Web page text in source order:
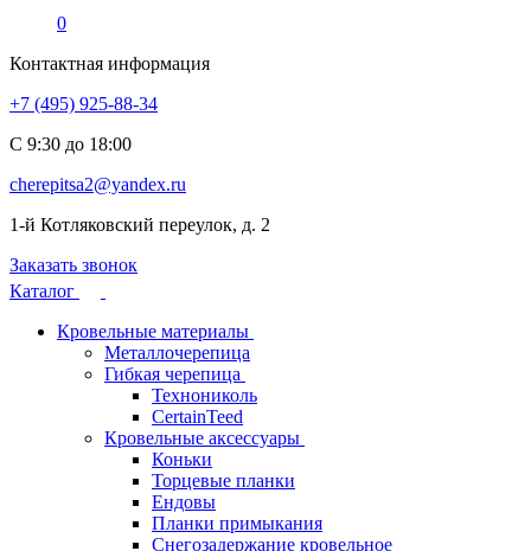
0
Контактная информация
+7 (495) 925-88-34
С 9:30 до 18:00
cherepitsa2@yandex.ru
1-й Котляковский переулок, д. 2
Заказать звонок
Каталог
Кровельные материалы
Металлочерепица
Гибкая черепица
Технониколь
CertainTeed
Кровельные аксессуары
Коньки
Торцевые планки
Ендовы
Планки примыкания
Снегозадержание кровельное